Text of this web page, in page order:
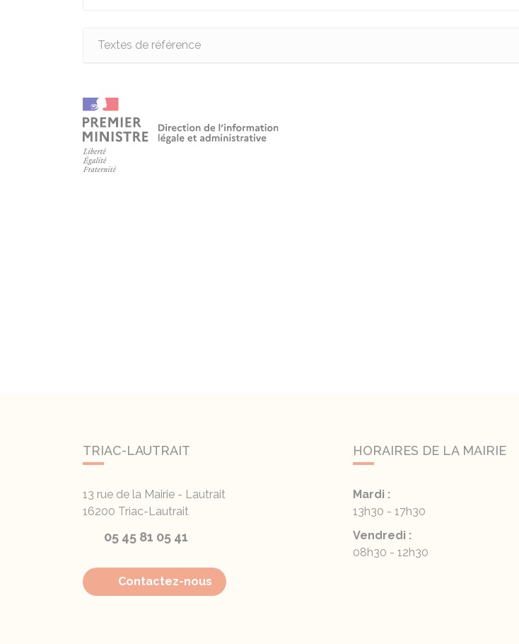
Textes de référence
TRIAC-LAUTRAIT
13 rue de la Mairie - Lautrait
16200 Triac-Lautrait
05 45 81 05 41
Contactez-nous
HORAIRES DE LA MAIRIE
Mardi :
13h30 - 17h30
Vendredi :
08h30 - 12h30